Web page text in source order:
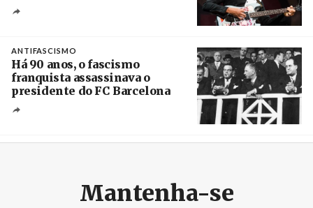
ANTIFASCISMO
Há 90 anos, o fascismo
franquista assassinava o
presidente do FC Barcelona
Mantenha-se